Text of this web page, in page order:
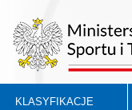
KLASYFIKACJE